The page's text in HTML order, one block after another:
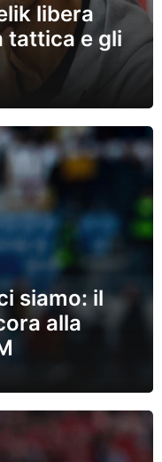
libera
tattica e gli
siamo: il
alla